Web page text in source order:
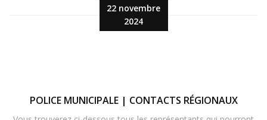
22 novembre
2024
POLICE MUNICIPALE | CONTACTS RÉGIONAUX